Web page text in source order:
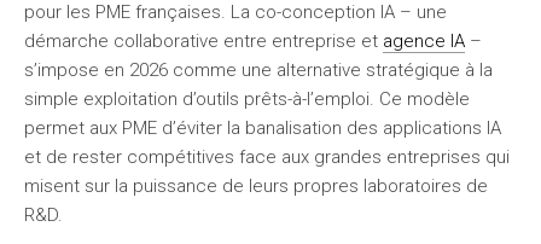
pour les PME françaises. La co-conception IA – une
démarche collaborative entre entreprise et agence IA –
s’impose en 2026 comme une alternative stratégique à la
simple exploitation d’outils prêts-à-l’emploi. Ce modèle
permet aux PME d’éviter la banalisation des applications IA
et de rester compétitives face aux grandes entreprises qui
misent sur la puissance de leurs propres laboratoires de
R&D.